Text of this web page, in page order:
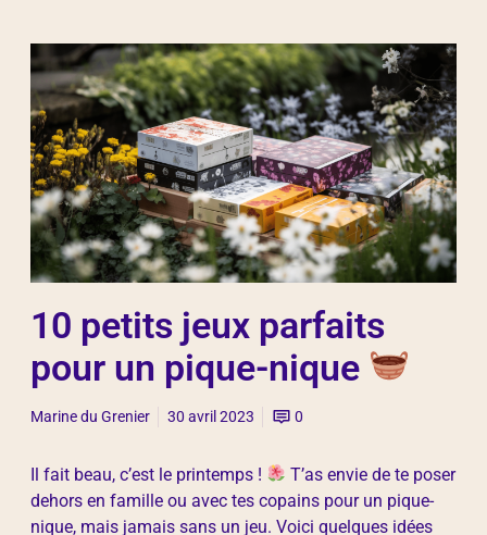
10 petits jeux parfaits
pour un pique-nique
Marine du Grenier 30 avril 2023 0
Il fait beau, c’est le printemps !
T’as envie de te poser
dehors en famille ou avec tes copains pour un pique-
nique, mais jamais sans un jeu. Voici quelques idées